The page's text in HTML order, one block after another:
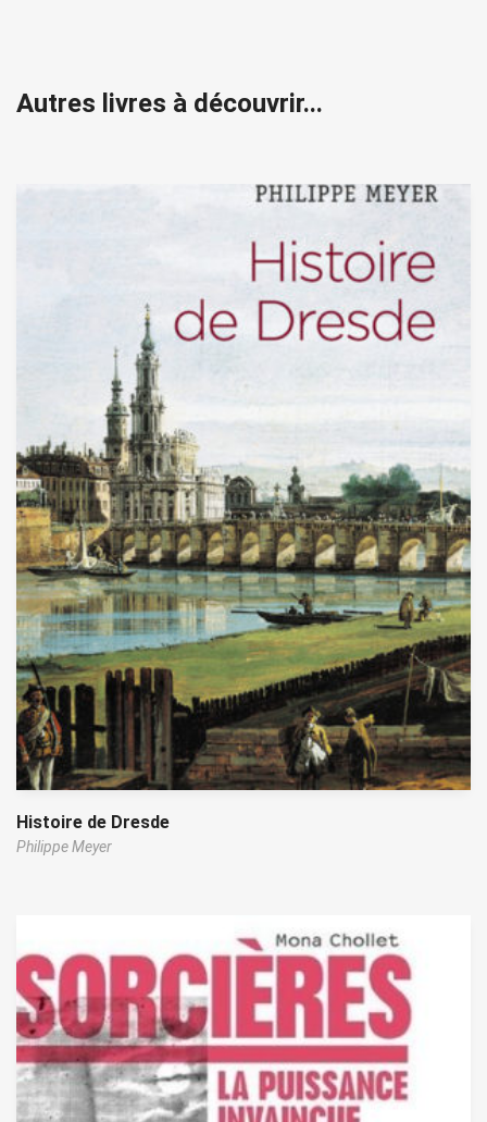
Autres livres à découvrir...
Histoire de Dresde
Philippe Meyer